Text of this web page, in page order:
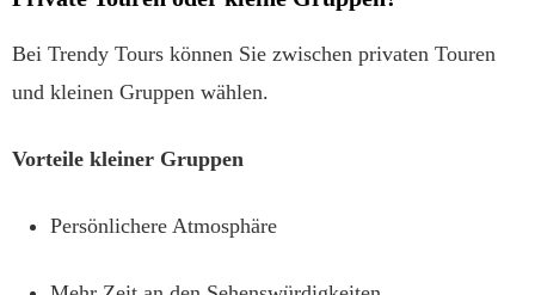
Bei Trendy Tours können Sie zwischen privaten Touren
und kleinen Gruppen wählen.
Vorteile kleiner Gruppen
Persönlichere Atmosphäre